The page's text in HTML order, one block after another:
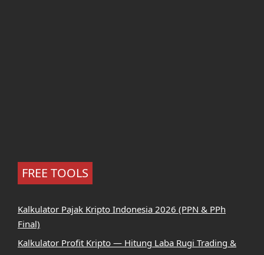
FREE TOOLS
Kalkulator Pajak Kripto Indonesia 2026 (PPN & PPh
Final)
Kalkulator Profit Kripto — Hitung Laba Rugi Trading &